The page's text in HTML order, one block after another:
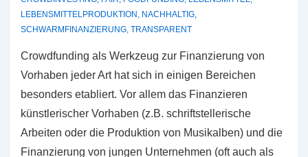
LEBENSMITTELPRODUKTION, NACHHALTIG,
SCHWARMFINANZIERUNG, TRANSPARENT
Crowdfunding als Werkzeug zur Finanzierung von
Vorhaben jeder Art hat sich in einigen Bereichen
besonders etabliert. Vor allem das Finanzieren
künstlerischer Vorhaben (z.B. schriftstellerische
Arbeiten oder die Produktion von Musikalben) und die
Finanzierung von jungen Unternehmen (oft auch als